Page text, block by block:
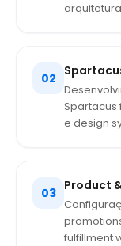
02
Spartacus
e design
03 Product
fulfillment